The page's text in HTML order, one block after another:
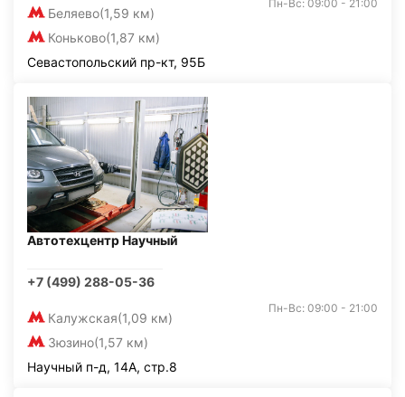
Беляево(1,59 км)
Коньково(1,87 км)
Пн-Вс: 09:00 - 21:00
Севастопольский пр-кт, 95Б
Автотехцентр Научный
+7 (499) 288-05-36
Калужская(1,09 км)
Зюзино(1,57 км)
Пн-Вс: 09:00 - 21:00
Научный п-д, 14А, стр.8